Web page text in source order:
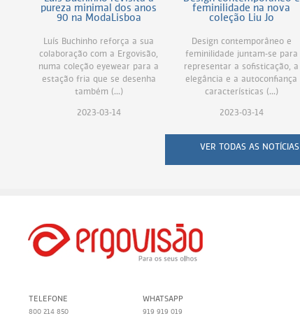
pureza minimal dos anos
90 na ModaLisboa
Luís Buchinho reforça a sua
colaboração com a Ergovisão,
numa coleção eyewear para a
estação fria que se desenha
também (...)
2023-03-14
feminilidade na nova
coleção Liu Jo
Design contemporâneo e
feminilidade juntam-se para
representar a sofisticação, a
elegância e a autoconfiança
características (...)
2023-03-14
VER TODAS AS NOTÍCIAS
TELEFONE
800 214 850
WHATSAPP
919 919 019